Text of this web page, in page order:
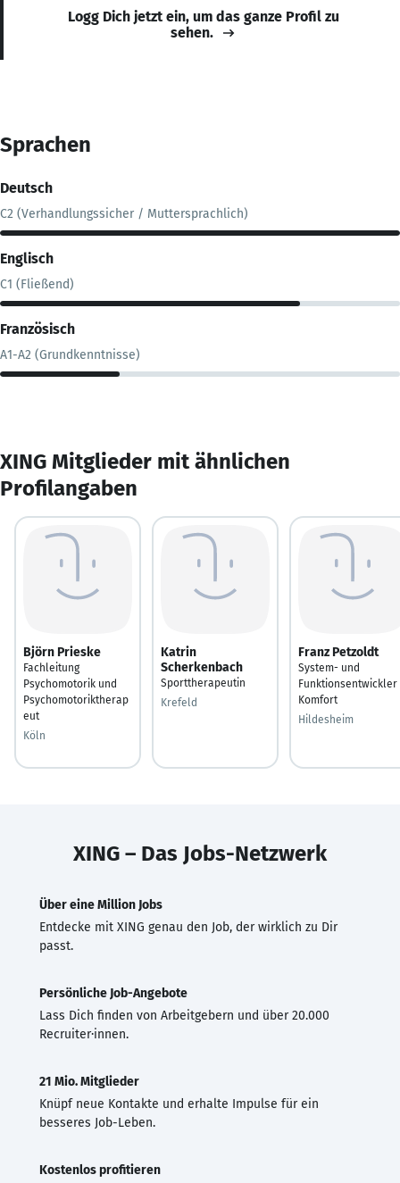
Logg Dich jetzt ein, um das ganze Profil zu
sehen.
Sprachen
Deutsch
C2 (Verhandlungssicher / Muttersprachlich)
Englisch
C1 (Fließend)
Französisch
A1-A2 (Grundkenntnisse)
XING Mitglieder mit ähnlichen
Profilangaben
Björn Prieske
Fachleitung
Psychomotorik und
Psychomotoriktherap
eut
Köln
Katrin
Scherkenbach
Sporttherapeutin
Krefeld
Franz Petzoldt
System- und
Funktionsentwickler
Komfort
Hildesheim
XING – Das Jobs-Netzwerk
Über eine Million Jobs
Entdecke mit XING genau den Job, der wirklich zu Dir
passt.
Persönliche Job-Angebote
Lass Dich finden von Arbeitgebern und über 20.000
Recruiter·innen.
21 Mio. Mitglieder
Knüpf neue Kontakte und erhalte Impulse für ein
besseres Job-Leben.
Kostenlos profitieren